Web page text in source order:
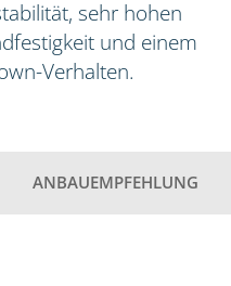
sehr hohen
und einem
Verhalten.
ANBAUEMPFEHLUNG